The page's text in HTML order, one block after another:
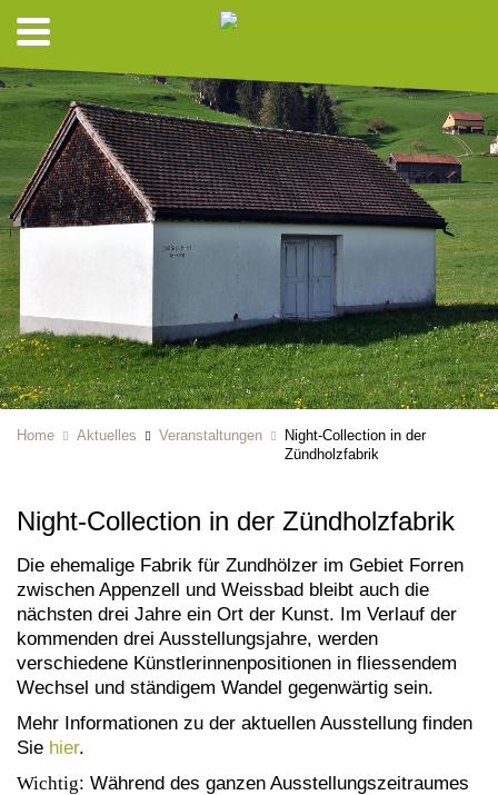
Home Aktuelles Veranstaltungen
Night-Collection in der
Zündholzfabrik
Night-Collection in der Zündholzfabrik
Die ehemalige Fabrik für Zundhölzer im Gebiet Forren
zwischen Appenzell und Weissbad bleibt auch die
nächsten drei Jahre ein Ort der Kunst. Im Verlauf der
kommenden drei Ausstellungsjahre, werden
verschiedene Künstlerinnenpositionen in fliessendem
Wechsel und ständigem Wandel gegenwärtig sein.
Mehr Informationen zu der aktuellen Ausstellung finden
Sie hier.
Wichtig: Während des ganzen Ausstellungszeitraumes